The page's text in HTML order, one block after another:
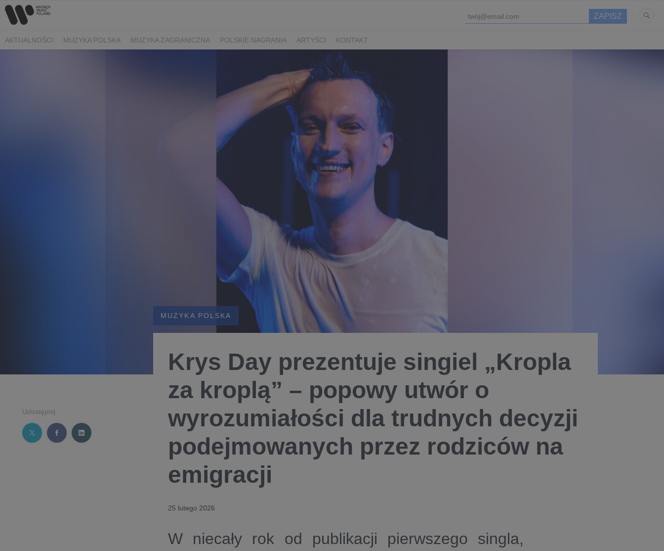
AKTUALNOŚCI MUZYKA POLSKA MUZYKA ZAGRANICZNA POLSKIE NAGRANIA ARTYŚCI KONTAKT
Udostępnij
MUZYKA POLSKA
Krys Day prezentuje singiel „Kropla
za kroplą” – popowy utwór o
wyrozumiałości dla trudnych decyzji
podejmowanych przez rodziców na
emigracji
25 lutego 2026
W niecały rok od publikacji pierwszego singla,